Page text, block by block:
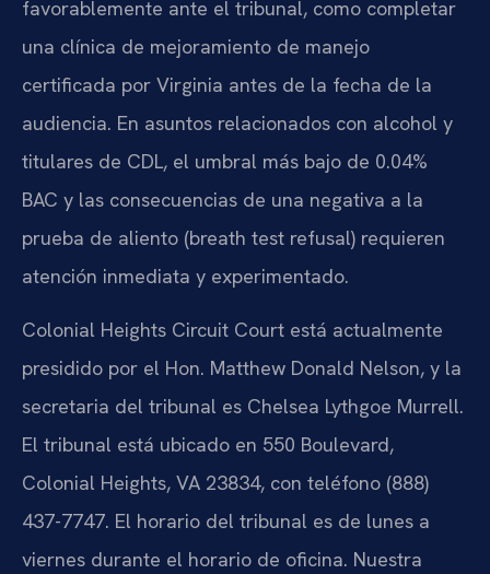
favorablemente ante el tribunal, como completar
una clínica de mejoramiento de manejo
certificada por Virginia antes de la fecha de la
audiencia. En asuntos relacionados con alcohol y
titulares de CDL, el umbral más bajo de 0.04%
BAC y las consecuencias de una negativa a la
prueba de aliento (breath test refusal) requieren
atención inmediata y experimentado.
Colonial Heights Circuit Court está actualmente
presidido por el Hon. Matthew Donald Nelson, y la
secretaria del tribunal es Chelsea Lythgoe Murrell.
El tribunal está ubicado en 550 Boulevard,
Colonial Heights, VA 23834, con teléfono (888)
437-7747. El horario del tribunal es de lunes a
viernes durante el horario de oficina. Nuestra